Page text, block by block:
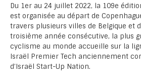
Du 1er au 24 juillet 2022, la 109e
est organisée au départ de
travers plusieurs villes de Belgique et
troisième année consécutive, la plus
cyclisme au monde accueille sur la
Israël Premier Tech anciennement
d’Israël Start-Up Nation.